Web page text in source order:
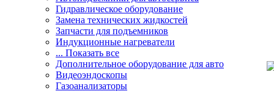
Гидравлическое оборудование
Замена технических жидкостей
Запчасти для подъемников
Индукционные нагреватели
... Показать все
Дополнительное оборудование для авто
Видеоэндоскопы
Газоанализаторы